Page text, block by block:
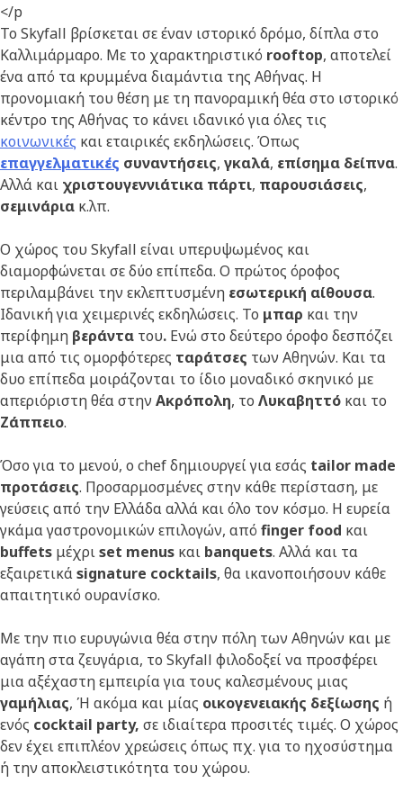
</p
Το Skyfall βρίσκεται σε έναν ιστορικό δρόμο, δίπλα στο
Καλλιμάρμαρο. Με το χαρακτηριστικό rooftop, αποτελεί
ένα από τα κρυμμένα διαμάντια της Αθήνας. Η
προνομιακή του θέση με τη πανοραμική θέα στο ιστορικό
κέντρο της Αθήνας το κάνει ιδανικό για όλες τις
κοινωνικές και εταιρικές εκδηλώσεις. Όπως
επαγγελματικές συναντήσεις, γκαλά, επίσημα δείπνα.
Αλλά και χριστουγεννιάτικα πάρτι, παρουσιάσεις,
σεμινάρια κ.λπ.
Ο χώρος του Skyfall είναι υπερυψωμένος και
διαμορφώνεται σε δύο επίπεδα. Ο πρώτος όροφος
περιλαμβάνει την εκλεπτυσμένη εσωτερική αίθουσα.
Ιδανική για χειμερινές εκδηλώσεις. Το μπαρ και την
περίφημη βεράντα του. Ενώ στο δεύτερο όροφο δεσπόζει
μια από τις ομορφότερες ταράτσες των Αθηνών. Και τα
δυο επίπεδα μοιράζονται το ίδιο μοναδικό σκηνικό με
απεριόριστη θέα στην Ακρόπολη, το Λυκαβηττό και το
Ζάππειο.
Όσο για το μενού, ο chef δημιουργεί για εσάς tailor made
προτάσεις. Προσαρμοσμένες στην κάθε περίσταση, με
γεύσεις από την Ελλάδα αλλά και όλο τον κόσμο. Η ευρεία
γκάμα γαστρονομικών επιλογών, από finger food και
buffets μέχριset menus και banquets. Αλλά και τα
εξαιρετικάsignature cocktails, θα ικανοποιήσουν κάθε
απαιτητικό ουρανίσκο.
Με την πιο ευρυγώνια θέα στην πόλη των Αθηνών και με
αγάπη στα ζευγάρια, το Skyfall φιλοδοξεί να προσφέρει
μια αξέχαστη εμπειρία για τους καλεσμένους μιας
γαμήλιας, Ή ακόμα και μίας οικογενειακής δεξίωσης ή
ενός cocktail party, σε ιδιαίτερα προσιτές τιμές. Ο χώρος
δεν έχει επιπλέον χρεώσεις όπως πχ. για το ηχοσύστημα
ή την αποκλειστικότητα του χώρου.